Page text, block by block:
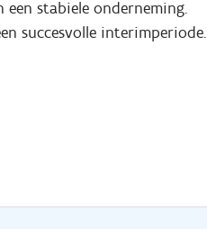
een stabiele onderneming.
succesvolle interimperiode.